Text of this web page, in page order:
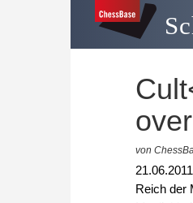
von
Reich der